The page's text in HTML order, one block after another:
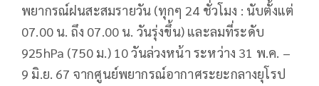
พยากรณ์ฝนสะสมรายวัน (ทุกๆ 24 ชั่วโมง : นับตั้งแต่
07.00 น. ถึง 07.00 น. วันรุ่งขึ้น) และลมที่ระดับ
925hPa (750 ม.) 10 วันล่วงหน้า ระหว่าง 31 พ.ค. –
9 มิ.ย. 67 จากศูนย์พยากรณ์อากาศระยะกลางยุโรป